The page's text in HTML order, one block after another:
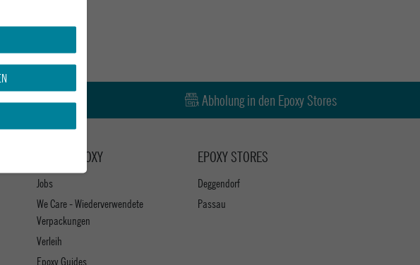
Abholung in den Epoxy Stores
ABOUT EPOXY
Jobs
We Care - Wiederverwendete
Verpackungen
Verleih
Epoxy Guides
EPOXY STORES
Deggendorf
Passau